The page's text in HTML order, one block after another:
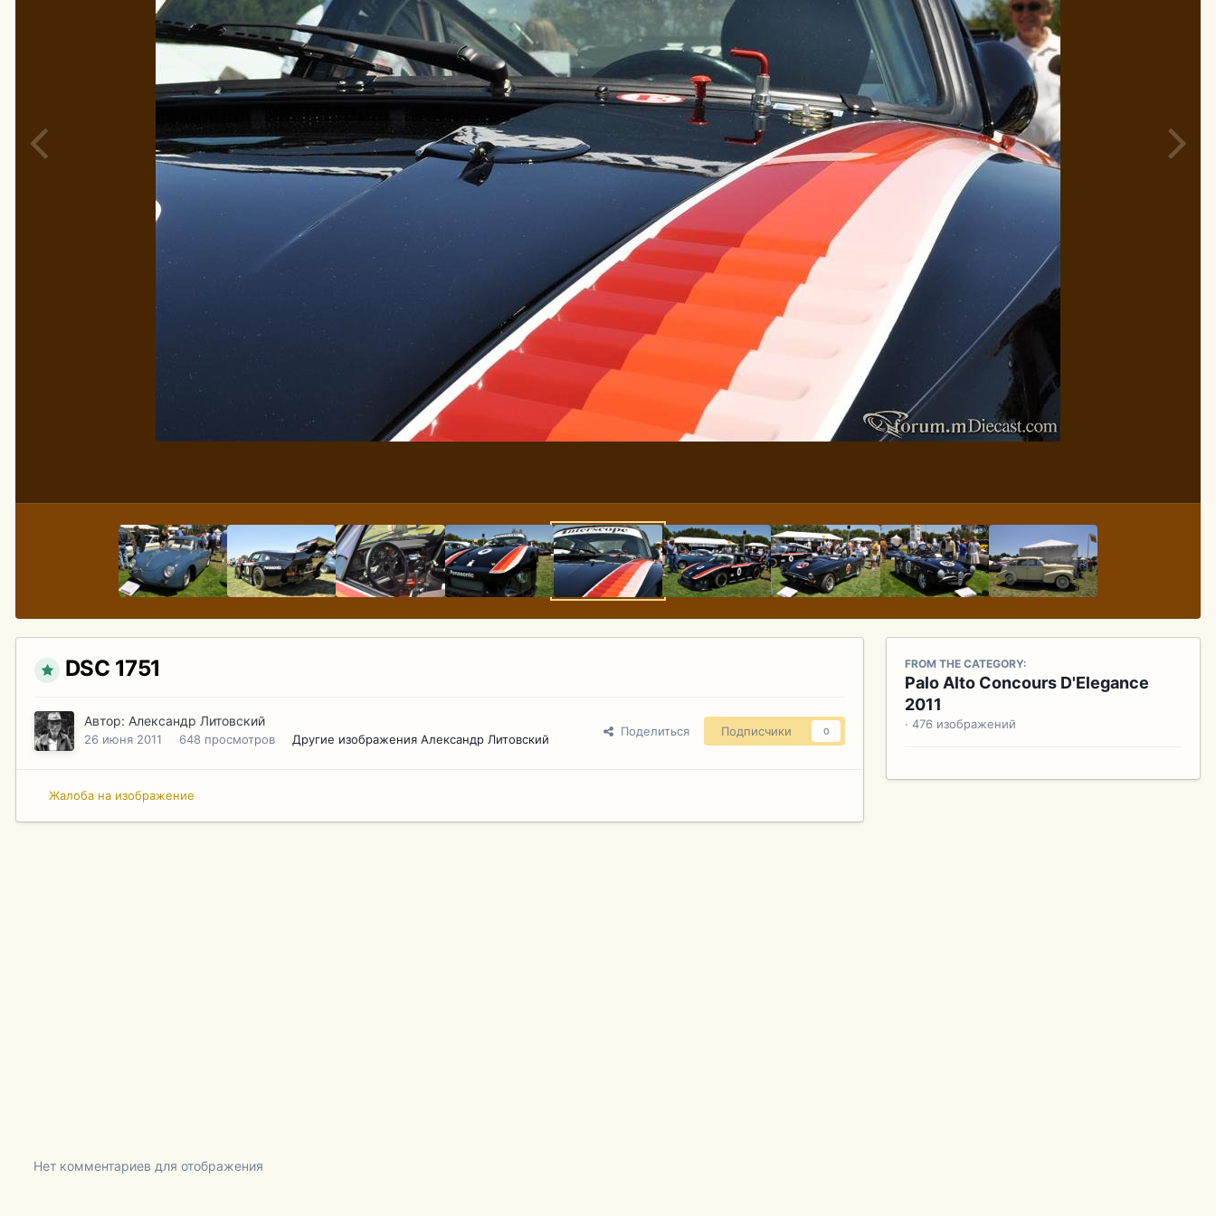
DSC 1751
Автор: Александр Литовский
26 июня 2011 648 просмотров Другие изображения Александр Литовский
Поделиться Подписчики 0
Жалоба на изображение
FROM THE CATEGORY:
Palo Alto Concours D'Elegance
2011
· 476 изображений
Нет комментариев для отображения